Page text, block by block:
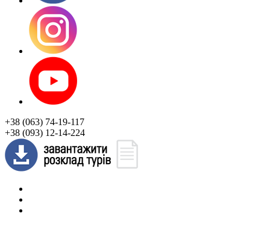
+38 (063) 74-19-117
+38 (093) 12-14-224